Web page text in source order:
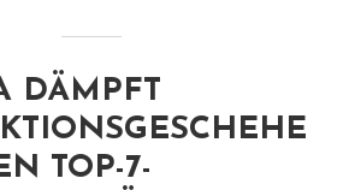
DÄMPFT
TOP-7-